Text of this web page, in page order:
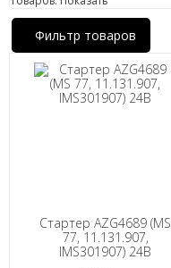
Фильтр товаров
Стартер AZG4689 (MS
77, 11.131.907,
IMS301907) 24В